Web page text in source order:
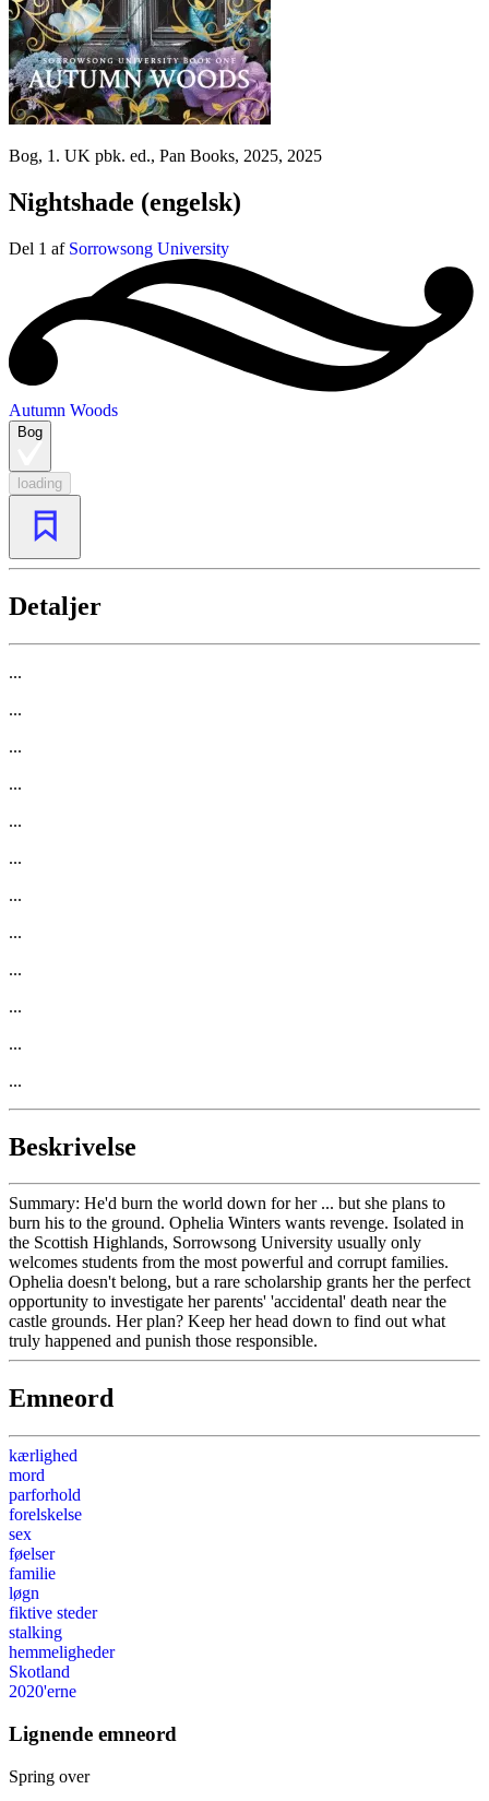
Bog, 1. UK pbk. ed., Pan Books, 2025, 2025
Nightshade (engelsk)
Del 1 af Sorrowsong University
Autumn Woods
Bog
loading
Detaljer
...
...
...
...
...
...
...
...
...
...
...
...
Beskrivelse
Summary: He'd burn the world down for her ... but she plans to
burn his to the ground. Ophelia Winters wants revenge. Isolated in
the Scottish Highlands, Sorrowsong University usually only
welcomes students from the most powerful and corrupt families.
Ophelia doesn't belong, but a rare scholarship grants her the perfect
opportunity to investigate her parents' 'accidental' death near the
castle grounds. Her plan? Keep her head down to find out what
truly happened and punish those responsible.
Emneord
kærlighed
mord
parforhold
forelskelse
sex
føelser
familie
løgn
fiktive steder
stalking
hemmeligheder
Skotland
2020'erne
Lignende emneord
Spring over